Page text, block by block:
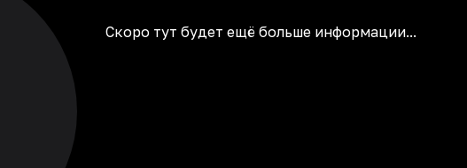
Скоро тут будет ещё больше информации...